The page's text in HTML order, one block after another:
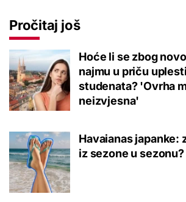
Pročitaj još
Hoće li se zbog
najmu u priču
studenata? 'Ovrha
neizvjesna'
Havaianas japanke:
iz sezone u sezonu?